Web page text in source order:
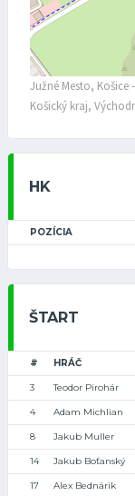
Južné Mesto, Košice
Košický kraj,
HK
POZÍCIA
ŠTART
# HRÁČ
3 Teodor Pirohár
4 Adam Michlian
8 Jakub Muller
14 Jakub Boťanský
17 Alex Bednárik